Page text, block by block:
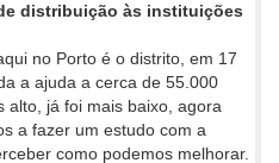
distribuição às instituições
no Porto é o distrito, em 17
a ajuda a cerca de 55.000
alto, já foi mais baixo, agora
a fazer um estudo com a
como podemos melhorar.